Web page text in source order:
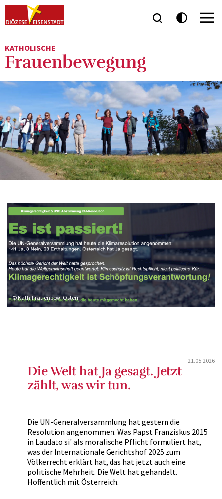
KATHOLISCHE
Frauenbewegung
© Kath.Frauenbew. Österr.
21.05.2026
Die Welt hat Ja gesagt. Jetzt
zählt, was wir tun.
Die UN-Generalversammlung hat gestern die
Resolution angenommen. Was Papst Franziskus 2015
in Laudato si' als moralische Pflicht formuliert hat,
was der Internationale Gerichtshof 2025 zum
Völkerrecht erklärt hat, das hat jetzt auch eine
politische Mehrheit. Die Welt hat gehandelt.
Hoffentlich mit Österreich.